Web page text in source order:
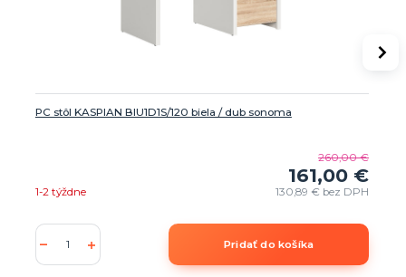
PC stôl KASPIAN BIU1D1S/120 biela / dub sonoma
260,00 €
161,00 €
130,89 € bez DPH
1-2 týždne
Pridať do košíka